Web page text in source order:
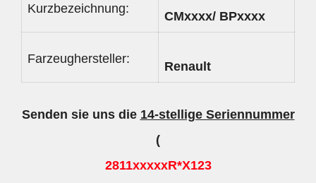
Kurzbezeichnung:
CMxxxx/ BPxxxx
Farzeughersteller:
Renault
Senden sie uns die 14-stellige Seriennummer
(
2811xxxxxR*X123